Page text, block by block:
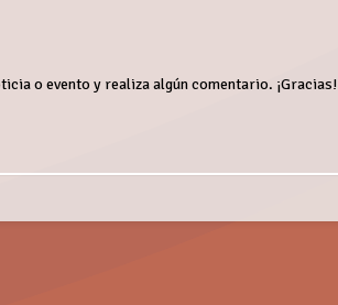
o evento y realiza algún comentario. ¡Gracias!